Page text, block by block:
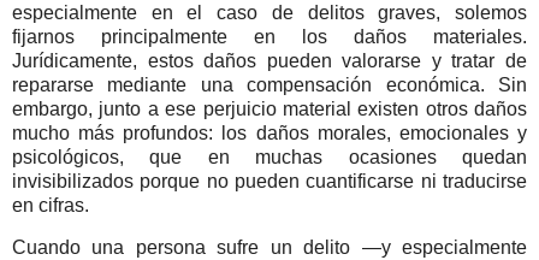
especialmente en el caso de delitos graves, solemos
fijarnos principalmente en los daños materiales.
Jurídicamente, estos daños pueden valorarse y tratar de
repararse mediante una compensación económica. Sin
embargo, junto a ese perjuicio material existen otros daños
mucho más profundos: los daños morales, emocionales y
psicológicos, que en muchas ocasiones quedan
invisibilizados porque no pueden cuantificarse ni traducirse
en cifras.
Cuando una persona sufre un delito —y especialmente